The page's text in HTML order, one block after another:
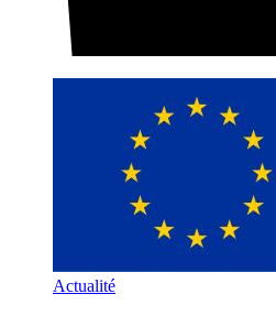
Actualité